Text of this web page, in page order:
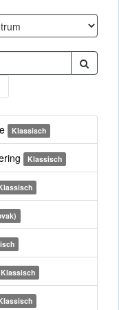
Klassisch
Klassisch
Klassisch